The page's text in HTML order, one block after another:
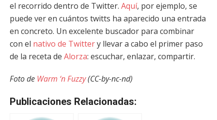
el recorrido dentro de Twitter. Aquí, por ejemplo, se
puede ver en cuántos twitts ha aparecido una entrada
en concreto. Un excelente buscador para combinar
con el nativo de Twittery llevar a cabo el primer paso
de la receta de Alorza: escuchar, enlazar, compartir.
Foto de Warm ‘n Fuzzy(CC-by-nc-nd)
Publicaciones Relacionadas: